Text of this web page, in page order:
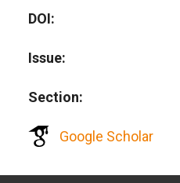
DOI
Issue
Section
Google Scholar